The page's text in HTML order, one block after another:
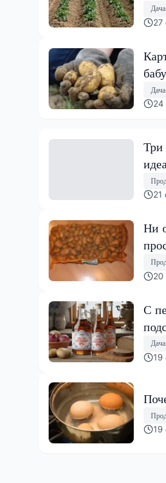
Дача
27
Дача
24
Три
21
Ни
20
С
Дача
19
19